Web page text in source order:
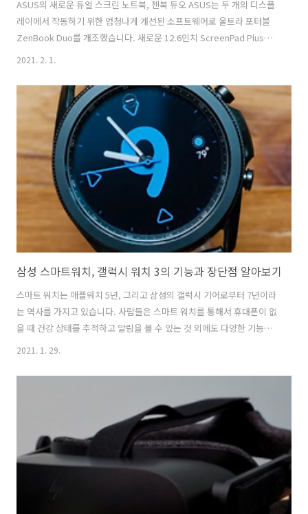
ASUS의 새로운 듀얼 스크린 노트북, 젠북 듀오 ASUS는 두 개의 디스플
레이에서 작동하기 위한 엄청나게 개선된 소프트웨어로 울트라 포터블
ZenBook Duo를 개조했습니다. 새로운 12.6인치 ScreenPad Plus는
여전히 14인치 메인 디스플레이 바로 아래에 있지만, 이제 두 번째 디스
기 때문에 쉽게 보고 사용할 수 있습니다. 약간 들어 올리면 ScreenPad
Plus가 상단 화면을 부드럽게 이어주는 것처럼 보입니다. ASUS의 최신
ZenBook Duo는 이전 모델보다 확실히 발전을 많이 이뤘습니다. 이제
보조 화면이 기울어져 인체공학적이고 사용하기 편리해졌습니다. 또한
하드웨어 파워와 유용한 소프트웨어가 결합되어 있어..
2021. 2. 1.
삼성 스마트워치, 갤럭시 워치 3의 기능과 장단점 알아보기
스마트 워치는 애플워치 5년, 그리고 삼성의 갤럭시 기어로부터 7년이라
는 역사를 가지고 있습니다. 사람들은 스마트 워치를 통해서 휴대폰이 없
을 때 건강 상태를 추적하고 알림을 볼 수 있는 것 외에도 다양한 기능들
을 사용합니다. 사실, 핵심 기능에 관해서는 갤럭시 워치 3와 지난 몇 년
에 대해서 별로 좋은 인상을 가지지 않거나 아예 관심이 없다면 갤럭시
워치 3 또한 당신에게 큰 흥미를 끌지는 않을 겁니다. 반대로, 평소에 이
러한 기기에 관심이 많거나 스마트 워치를 사용하는 소비자들이라면
Watch 3는 많은 기대감을 충족시킬만 합니다. 또한 새로운 스마트 워치
를 찾고 있는 Android 또는 삼성전자 스마트폰 소유주라면, 갤럭시 워치
..
2021. 1. 29.